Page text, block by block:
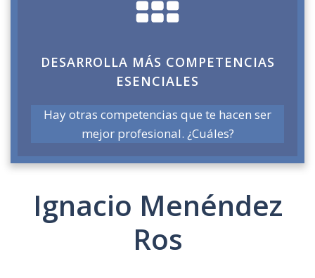
DESARROLLA MÁS COMPETENCIAS
ESENCIALES
Hay otras competencias que te hacen ser
mejor profesional. ¿Cuáles?
Ignacio Menéndez
Ros